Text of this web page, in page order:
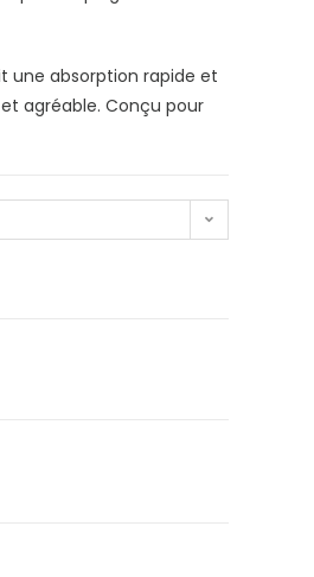
une absorption rapide et
agréable. Conçu pour